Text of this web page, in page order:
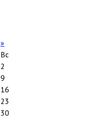
»
Вс
2
9
16
23
30